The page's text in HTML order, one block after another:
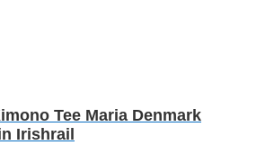
Tee Maria Denmark
Irishrail